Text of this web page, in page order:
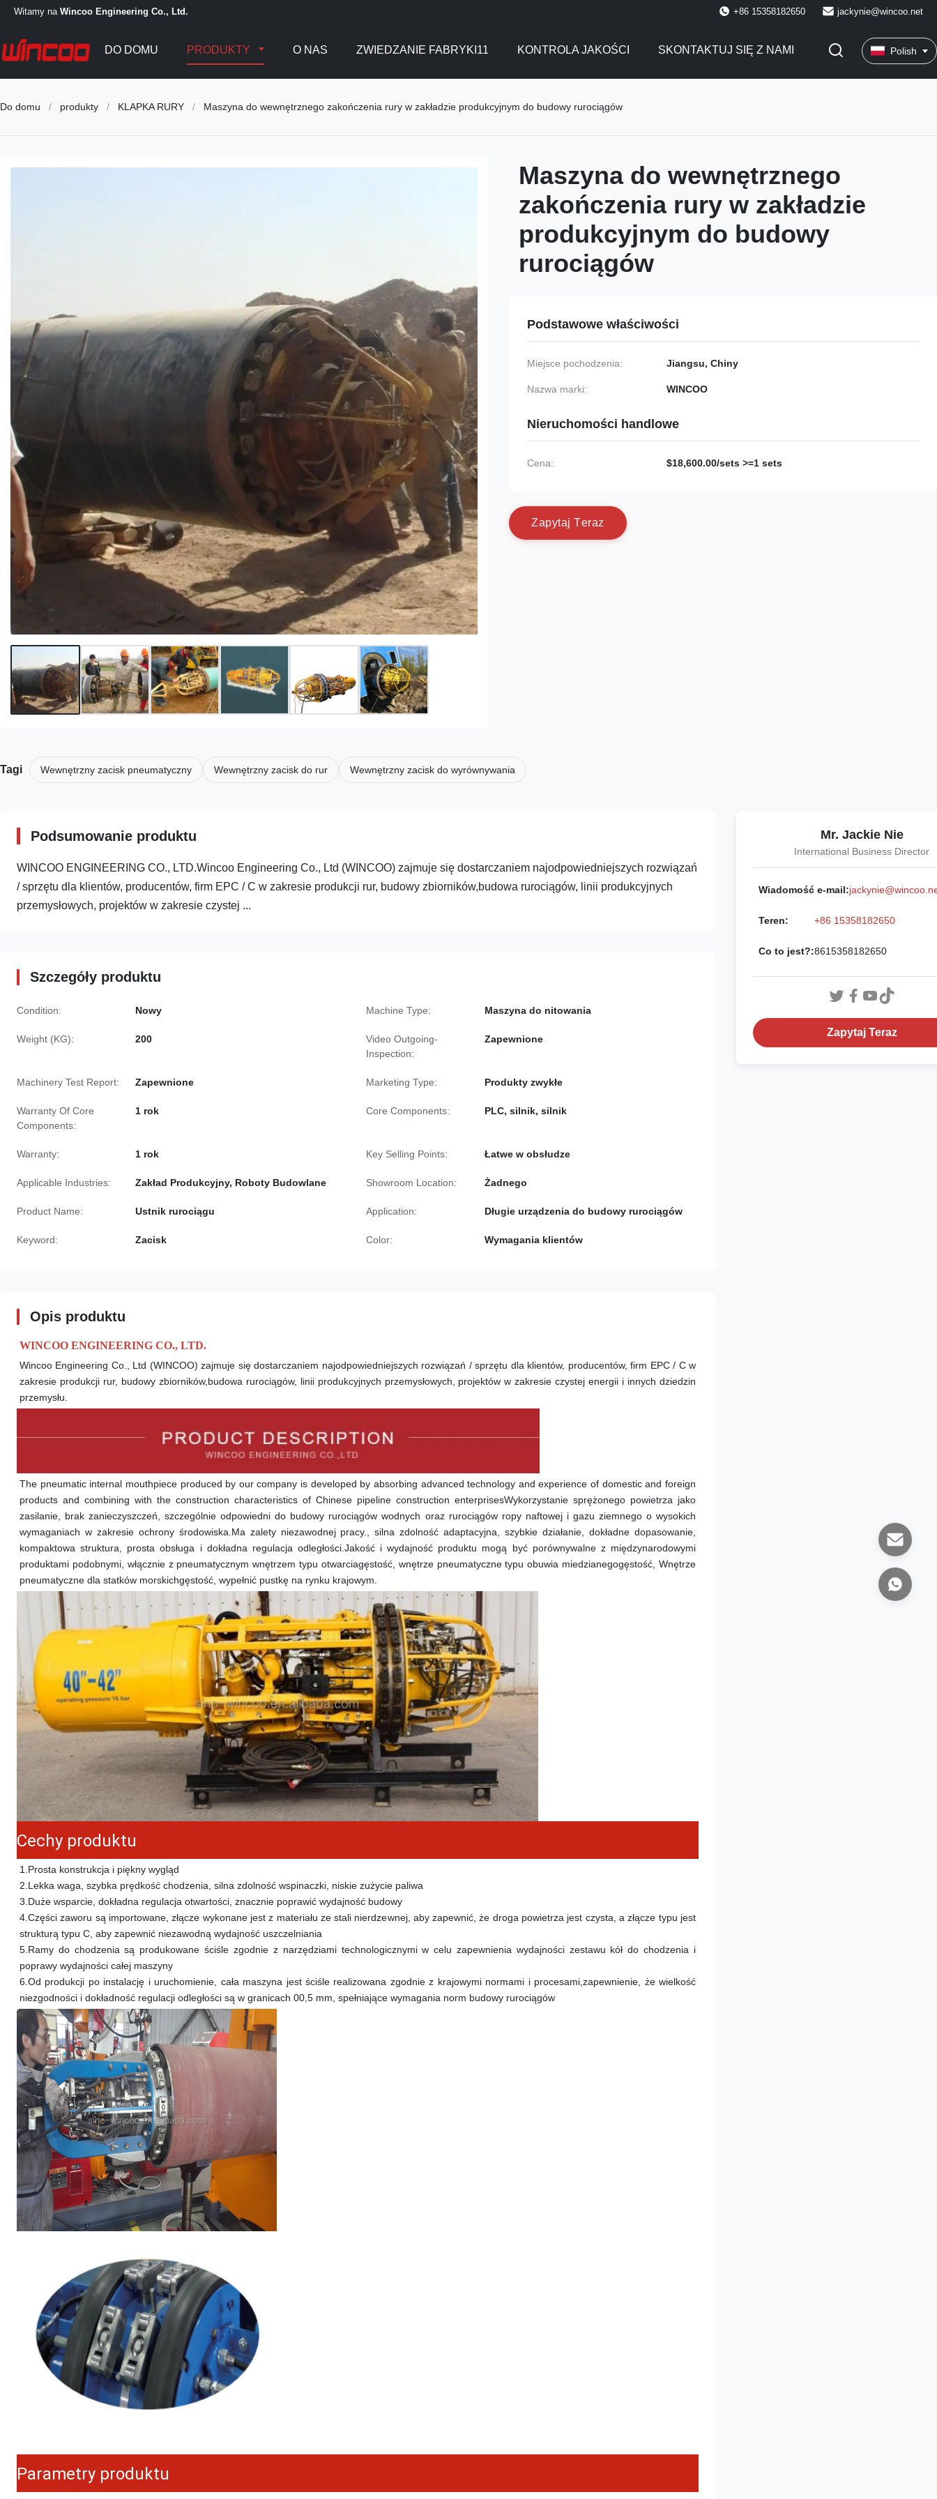
Witamy na Wincoo Engineering Co., Ltd. +86 15358182650 jackynie@wincoo.net
DO DOMU PRODUKTY O NAS ZWIEDZANIE FABRYKI11 KONTROLA JAKOŚCI SKONTAKTUJ SIĘ Z NAMI Polish
Do domu / produkty / KLAPKA RURY / Maszyna do wewnętrznego zakończenia rury w zakładzie produkcyjnym do budowy rurociągów
Maszyna do wewnętrznego
zakończenia rury w zakładzie
produkcyjnym do budowy
rurociągów
Podstawowe właściwości
Miejsce pochodzenia: Jiangsu, Chiny
Nazwa marki: WINCOO
Nieruchomości handlowe
Cena: $18,600.00/sets >=1 sets
Zapytaj Teraz
Tagi Wewnętrzny zacisk pneumatyczny Wewnętrzny zacisk do rur Wewnętrzny zacisk do wyrównywania
Podsumowanie produktu
WINCOO ENGINEERING CO., LTD.Wincoo Engineering Co., Ltd (WINCOO) zajmuje się dostarczaniem najodpowiedniejszych rozwiązań
/ sprzętu dla klientów, producentów, firm EPC / C w zakresie produkcji rur, budowy zbiorników,budowa rurociągów, linii produkcyjnych
przemysłowych, projektów w zakresie czystej ...
Szczegóły produktu
Condition: Nowy Machine Type: Maszyna do nitowania
Weight (KG): 200
Video Outgoing-
Inspection:
Zapewnione
Machinery Test Report: Zapewnione Marketing Type: Produkty zwykłe
Warranty Of Core
Components:
1 rok Core Components: PLC, silnik, silnik
Warranty: 1 rok Key Selling Points: Łatwe w obsłudze
Applicable Industries: Zakład Produkcyjny, Roboty Budowlane Showroom Location: Żadnego
Product Name: Ustnik rurociągu Application: Długie urządzenia do budowy rurociągów
Keyword: Zacisk Color: Wymagania klientów
Opis produktu
WINCOO ENGINEERING CO., LTD.
Wincoo Engineering Co., Ltd (WINCOO) zajmuje się dostarczaniem najodpowiedniejszych rozwiązań / sprzętu dla klientów, producentów, firm EPC / C w
zakresie produkcji rur, budowy zbiorników,budowa rurociągów, linii produkcyjnych przemysłowych, projektów w zakresie czystej energii i innych dziedzin
przemysłu.
The pneumatic internal mouthpiece produced by our company is developed by absorbing advanced technology and experience of domestic and foreign
products and combining with the construction characteristics of Chinese pipeline construction enterprisesWykorzystanie sprężonego powietrza jako
zasilanie, brak zanieczyszczeń, szczególnie odpowiedni do budowy rurociągów wodnych oraz rurociągów ropy naftowej i gazu ziemnego o wysokich
wymaganiach w zakresie ochrony środowiska.Ma zalety niezawodnej pracy., silna zdolność adaptacyjna, szybkie działanie, dokładne dopasowanie,
kompaktowa struktura, prosta obsługa i dokładna regulacja odległości.Jakość i wydajność produktu mogą być porównywalne z międzynarodowymi
produktami podobnymi, włącznie z pneumatycznym wnętrzem typu otwarciagęstość, wnętrze pneumatyczne typu obuwia miedzianegogęstość , Wnętrze
pneumatyczne dla statków morskichgęstość , wypełnić pustkę na rynku krajowym.
Cechy produktu
1. Prosta konstrukcja i piękny wygląd
2. Lekka waga, szybka prędkość chodzenia, silna zdolność wspinaczki, niskie zużycie paliwa
3. Duże wsparcie, dokładna regulacja otwartości, znacznie poprawić wydajność budowy
4. Części zaworu są importowane, złącze wykonane jest z materiału ze stali nierdzewnej, aby zapewnić, że droga powietrza jest czysta, a złącze typu jest
strukturą typu C, aby zapewnić niezawodną wydajność uszczelniania
5. Ramy do chodzenia są produkowane ściśle zgodnie z narzędziami technologicznymi w celu zapewnienia wydajności zestawu kół do chodzenia i
poprawy wydajności całej maszyny
6. Od produkcji po instalację i uruchomienie, cała maszyna jest ściśle realizowana zgodnie z krajowymi normami i procesami,zapewnienie, że wielkość
niezgodności i dokładność regulacji odległości są w granicach 00,5 mm, spełniające wymagania norm budowy rurociągów
Parametry produktu
Mr. Jackie Nie
International Business Director
Wiadomość e-mail:
Teren: +86 15358182650
Co to jest?:8615358182650
Zapytaj Teraz